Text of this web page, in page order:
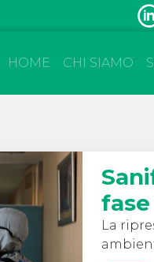
HOME
CHI SIAMO
La